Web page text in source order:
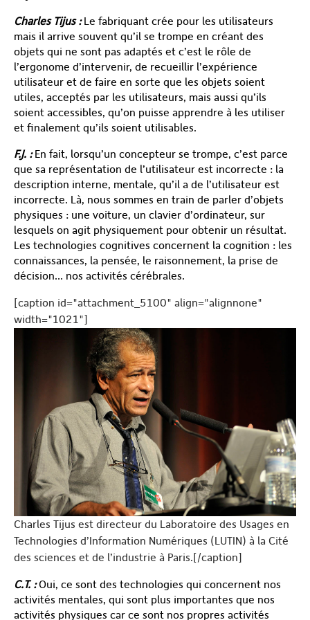
Charles Tijus :Le fabriquant crée pour les utilisateurs
mais il arrive souvent qu’il se trompe en créant des
objets qui ne sont pas adaptés et c’est le rôle de
l’ergonome d’intervenir, de recueillir l’expérience
utilisateur et de faire en sorte que les objets soient
utiles, acceptés par les utilisateurs, mais aussi qu’ils
soient accessibles, qu’on puisse apprendre à les utiliser
et finalement qu’ils soient utilisables.
F.J. :En fait, lorsqu’un concepteur se trompe, c’est parce
que sa représentation de l’utilisateur est incorrecte : la
description interne, mentale, qu’il a de l’utilisateur est
incorrecte. Là, nous sommes en train de parler d’objets
physiques : une voiture, un clavier d’ordinateur, sur
lesquels on agit physiquement pour obtenir un résultat.
Les technologies cognitives concernent la cognition : les
connaissances, la pensée, le raisonnement, la prise de
décision… nos activités cérébrales.
[caption id="attachment_5100" align="alignnone"
width="1021"]
Charles Tijus est directeur du Laboratoire des Usages en
Technologies d’Information Numériques (LUTIN) à la Cité
des sciences et de l’industrie à Paris.[/caption]
C.T. :Oui, ce sont des technologies qui concernent nos
activités mentales, qui sont plus importantes que nos
activités physiques car ce sont nos propres activités